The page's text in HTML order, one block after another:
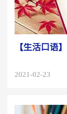
【生活口语】
2021-02-23